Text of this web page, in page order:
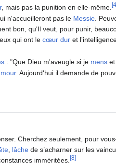
, mais pas la punition en elle-même.
n'accueilleront pas le Messie.
bon, qu'Il veut, pour punir,
qui ont lecœur dur et
: "Que Dieu m'aveugle si je mens
. Aujourd'hui il demande de
Cherchez seulement, pour
lâche de s’acharner sur les
imméritées.[8]